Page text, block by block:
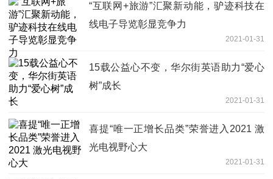
“互联网+旅游”汇聚新动能，驴迹科技在
线电子导览彰显竞争力
2021-01-31
15载公益心不变，华尔街英语助力“爱心
树”成长
2021-01-31
喜提“唯一正增长品类”荣誉进入2021 激
光电视野心大
2021-01-31